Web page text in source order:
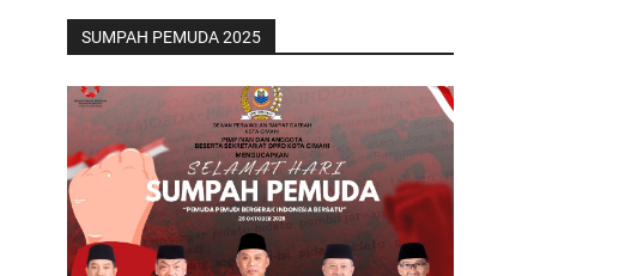
SUMPAH PEMUDA 2025